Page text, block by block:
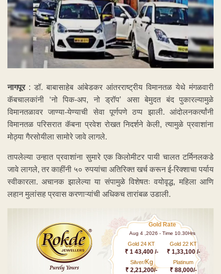
नागपूर : डॉ. बाबासाहेब आंबेडकर आंतरराष्ट्रीय विमानतळ येथे मंगळवारी
कॅबचालकांनी ‘नो पिक-अप, नो ड्रॉप’ असा बेमुदत बंद पुकारल्यामुळे
विमानतळावर जाण्या-येण्याची सेवा पूर्णपणे ठप्प झाली. आंदोलनकर्त्यांनी
विमानतळ परिसरात कॅबना प्रवेश रोखत निदर्शने केली, त्यामुळे प्रवाशांना
मोठ्या गैरसोयीला सामोरे जावे लागले.
तापलेल्या उन्हात प्रवाशांना सुमारे एक किलोमीटर पायी चालत टर्मिनलकडे
जावे लागले, तर काहींनी ५० रुपयांचा अतिरिक्त खर्च करून ई-रिक्शाचा पर्याय
स्वीकारला. अचानक झालेल्या या संपामुळे विशेषतः वयोवृद्ध, महिला आणि
लहान मुलांसह प्रवास करणाऱ्यांची अधिकच तारांबळ उडाली.
Gold Rate
Aug 4 ,2026 - Time 10.30Hrs
Gold 24 KT
₹ 1 43,400 /-
Gold 22 KT
₹ 1,33,100 /-
Silver/Kg
₹ 2,21,200/-
Platinum
₹ 88,000/-